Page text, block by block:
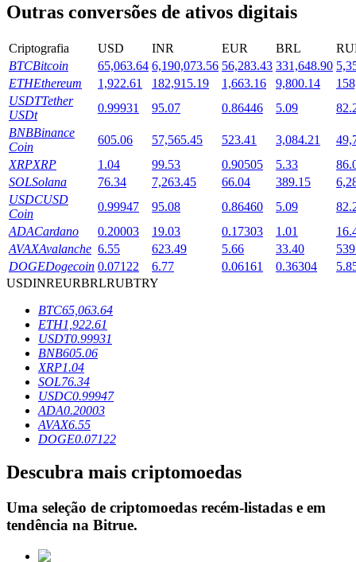
Launchpool
Staking flexível para ganhar tokens populares.
Bloqueios de BTR
Investimentos exclusivos para titulares de BTR
Empréstimos
Serviço de empréstimo apoiado por criptografia
Outras conversões de ativos digitais
Criptografia USD INR EUR BRL
BTCBitcoin 65,063.64 6,190,073.56 56,283.43 331,648.90
ETHEthereum 1,922.61 182,915.19 1,663.16 9,800.14
USDTTether
USDt
0.99931 95.07 0.86446 5.09
BNBBinance
Coin
605.06 57,565.45 523.41 3,084.21
XRPXRP 1.04 99.53 0.90505 5.33
SOLSolana 76.34 7,263.45 66.04 389.15
USDCUSD
Coin
0.99947 95.08 0.86460 5.09
ADACardano 0.20003 19.03 0.17303 1.01
AVAXAvalanche 6.55 623.49 5.66 33.40
DOGEDogecoin 0.07122 6.77 0.06161 0.36304
USDINREURBRLRUBTRY
BTC65,063.64
ETH1,922.61
USDT0.99931
BNB605.06
XRP1.04
SOL76.34
USDC0.99947
ADA0.20003
AVAX6.55
DOGE0.07122
Descubra mais criptomoedas
Uma seleção de criptomoedas recém-listadas e em
tendência na Bitrue.